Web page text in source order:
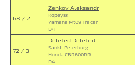
68 / 2
Zenkov Aleksandr
Kopeysk
Yamaha Mt09 Tracer
D4
72 / 3
Deleted Deleted
Sankt-Peterburg
Honda CBR600RR
D4